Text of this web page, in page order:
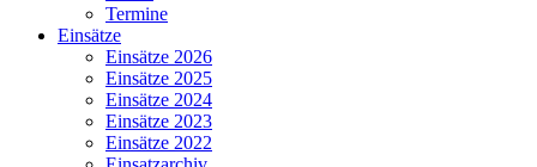
Termine
Einsätze
Einsätze 2026
Einsätze 2025
Einsätze 2024
Einsätze 2023
Einsätze 2022